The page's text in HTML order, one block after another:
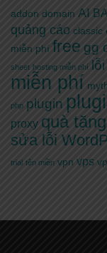
addon domain AI
quảng cáo classic
miễn phí free gg
sheet hosting miễn phí
miễn phí
php plugin
proxy quà tặng
sửa lỗi
trial tên miền vpn vps